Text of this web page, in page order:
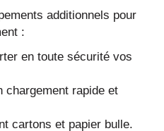
additionnels pour
:
en toute sécurité vos
chargement rapide et
cartons et papier bulle.